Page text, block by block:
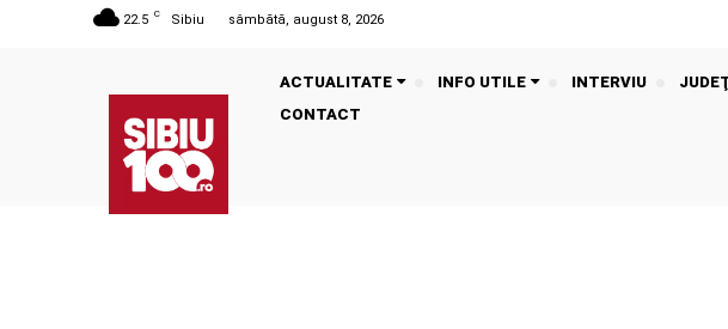
22.5 C Sibiu sâmbătă, august 8, 2026
ACTUALITATE INFO UTILE INTERVIU
CONTACT